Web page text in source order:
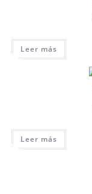
Leer más
Leer más